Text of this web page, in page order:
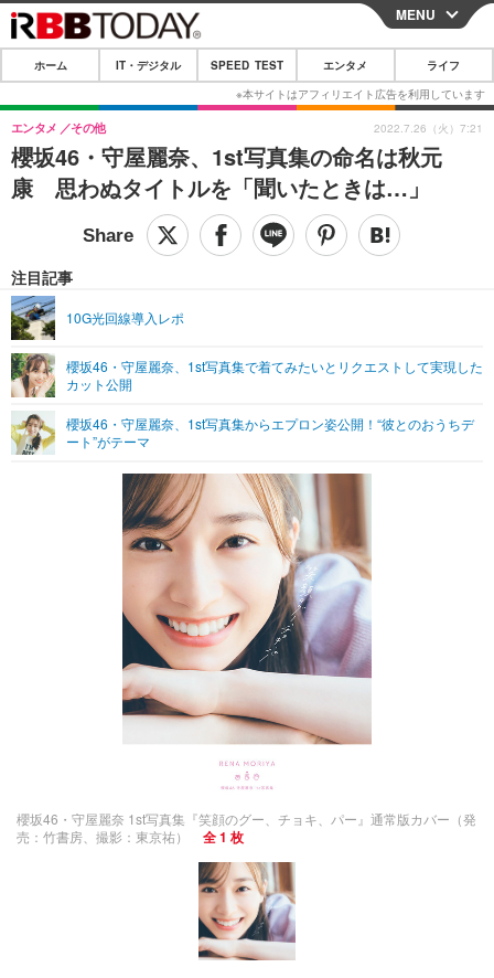
CLOSE
ホーム
IT・デジタル
IT・デジタルTOP スマートフォン
ガジェット・ツール
ショッピング その他
SPEED TEST
エンタメTOP 映画・ドラマ
グラビア
ショッピング その他
ライフTOP
その他
リリース一覧
プッシュ通知の停止方法
MENU
ホーム IT・デジタル SPEED TEST エンタメ ライフ
櫻坂46・守屋麗奈、1st写真集の命名は秋元
康 思わぬタイトルを「聞いたときは…」
エンタメ その他
注目記事
10G光回線導入レポ
櫻坂46・守屋麗奈、1st写真集で着てみたいとリクエストして実現した
カット公開
櫻坂46・守屋麗奈、1st写真集からエプロン姿公開！“彼とのおうちデ
ート”がテーマ
2022.7.26（火）7:21
櫻坂46・守屋麗奈 1st写真集『笑顔のグー、チョキ、パー』通常版カバー（発
売：竹書房、撮影：東京祐）
全 1 枚